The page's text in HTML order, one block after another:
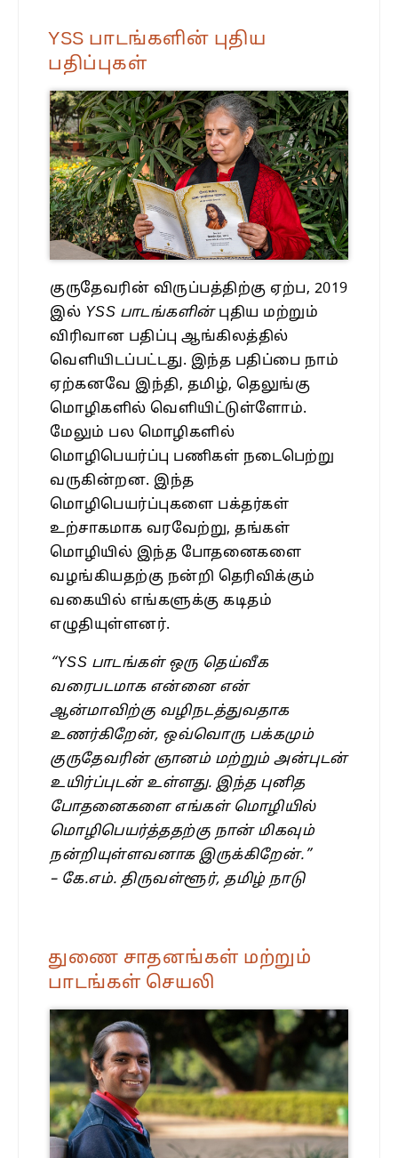
YSS பாடங்களின் புதிய
பதிப்புகள்
குருதேவரின் விருப்பத்திற்கு ஏற்ப, 2019
இல் YSS பாடங்களின்புதிய மற்றும்
விரிவான பதிப்பு ஆங்கிலத்தில்
வெளியிடப்பட்டது. இந்த பதிப்பை நாம்
ஏற்கனவே இந்தி, தமிழ், தெலுங்கு
மொழிகளில் வெளியிட்டுள்ளோம்.
மேலும் பல மொழிகளில்
மொழிபெயர்ப்பு பணிகள் நடைபெற்று
வருகின்றன. இந்த
மொழிபெயர்ப்புகளை பக்தர்கள்
உற்சாகமாக வரவேற்று, தங்கள்
மொழியில் இந்த போதனைகளை
வழங்கியதற்கு நன்றி தெரிவிக்கும்
வகையில் எங்களுக்கு கடிதம்
எழுதியுள்ளனர்.
“YSS பாடங்கள் ஒரு தெய்வீக
வரைபடமாக என்னை என்
ஆன்மாவிற்கு வழிநடத்துவதாக
உணர்கிறேன், ஒவ்வொரு பக்கமும்
குருதேவரின் ஞானம் மற்றும் அன்புடன்
உயிர்ப்புடன் உள்ளது. இந்த புனித
போதனைகளை எங்கள் மொழியில்
மொழிபெயர்த்ததற்கு நான் மிகவும்
நன்றியுள்ளவனாக இருக்கிறேன்.”
– கே.எம். திருவள்ளூர், தமிழ் நாடு
துணை சாதனங்கள் மற்றும்
பாடங்கள் செயலி